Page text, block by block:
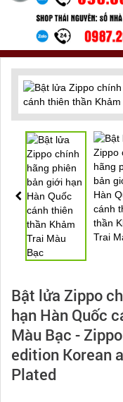
Bật lửa Zippo
hạn Hàn Quốc
Màu Bạc -
edition Korean
Plated